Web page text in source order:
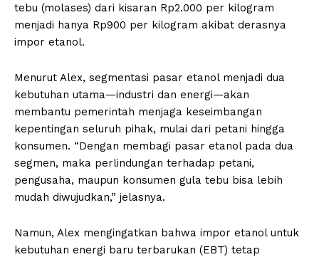
tebu (molases) dari kisaran Rp2.000 per kilogram
menjadi hanya Rp900 per kilogram akibat derasnya
impor etanol.
Menurut Alex, segmentasi pasar etanol menjadi dua
kebutuhan utama—industri dan energi—akan
membantu pemerintah menjaga keseimbangan
kepentingan seluruh pihak, mulai dari petani hingga
konsumen. “Dengan membagi pasar etanol pada dua
segmen, maka perlindungan terhadap petani,
pengusaha, maupun konsumen gula tebu bisa lebih
mudah diwujudkan,” jelasnya.
Namun, Alex mengingatkan bahwa impor etanol untuk
kebutuhan energi baru terbarukan (EBT) tetap